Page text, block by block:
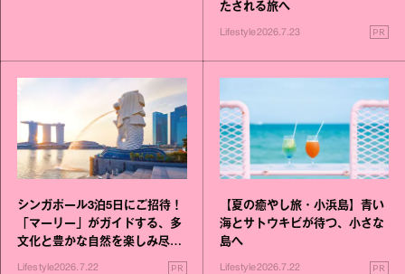
たされる旅へ
Lifestyle2026.7.23 PR
シンガポール3泊5日にご招待！
「マーリー」がガイドする、多
文化と豊かな自然を楽しみ尽く
Lifestyle2026.7.22 PR
【夏の癒やし旅・小浜島】青い
海とサトウキビが待つ、小さな
島へ
Lifestyle2026.7.22 PR